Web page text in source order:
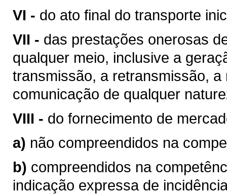
VI - do ato final do transporte
VII - das prestações onerosas
qualquer meio, inclusive a
transmissão, a retransmissão,
comunicação de qualquer
VIII - do fornecimento de
a) não compreendidos na
b) compreendidos na
indicação expressa de